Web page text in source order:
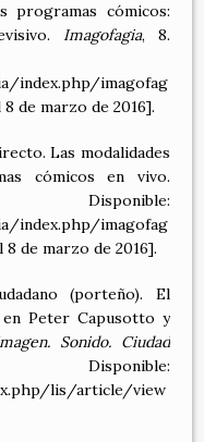
programas cómicos:
Imagofagia, 8.
index.php/imagofag
de marzo de 2016].
Las modalidades
cómicos en vivo.
index.php/imagofag
de marzo de 2016].
(porteño). El
Peter Capusotto y
Sonido. Ciudad
lis/article/view